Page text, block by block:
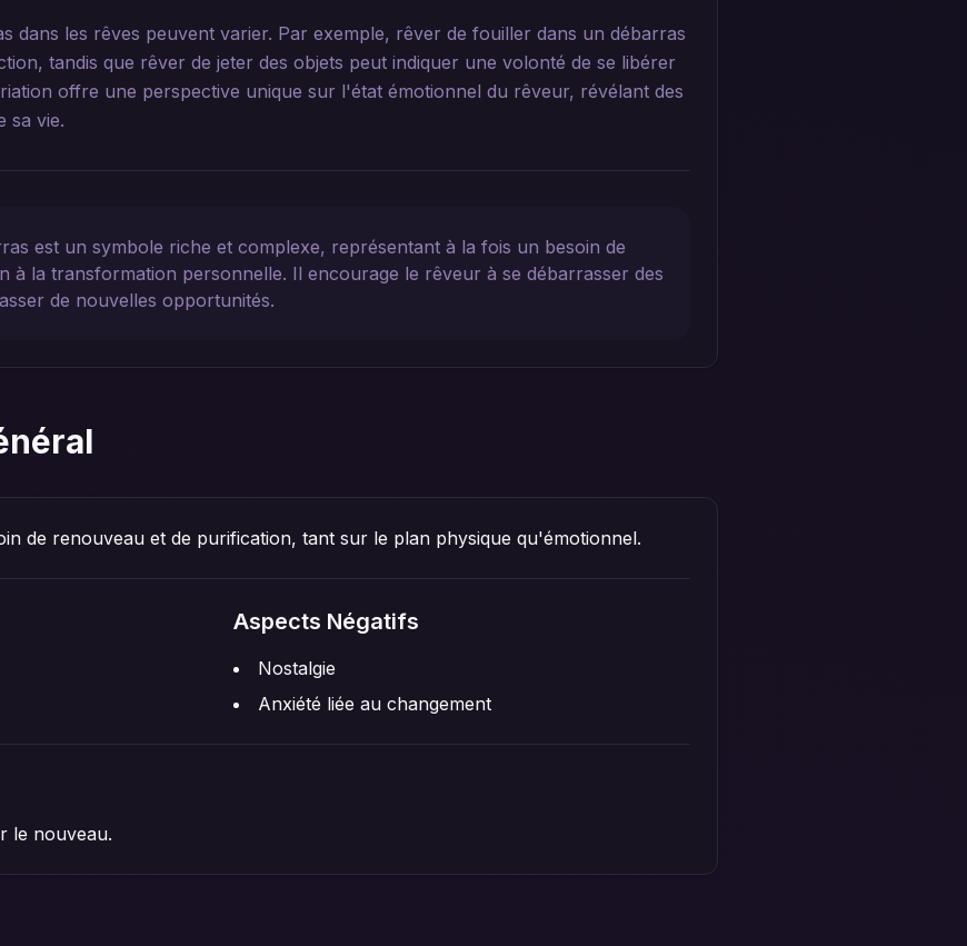
dans les rêves peuvent varier. Par exemple, rêver de fouiller dans un débarras
tandis que rêver de jeter des objets peut indiquer une volonté de se libérer
offre une perspective unique sur l'état émotionnel du rêveur, révélant des
sa vie.
est un symbole riche et complexe, représentant à la fois un besoin de
à la transformation personnelle. Il encourage le rêveur à se débarrasser des
de nouvelles opportunités.
de renouveau et de purification, tant sur le plan physique qu'émotionnel.
Aspects Négatifs
Nostalgie
Anxiété liée au changement
le nouveau.